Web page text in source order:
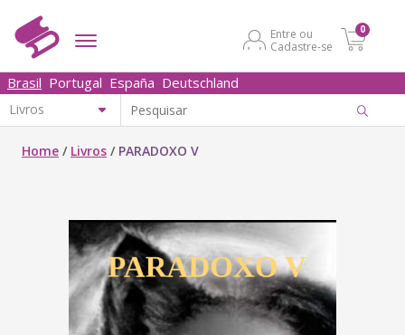
Entre ou
Cadastre-se
0
Brasil Portugal España Deutschland
Home / Livros / PARADOXO V